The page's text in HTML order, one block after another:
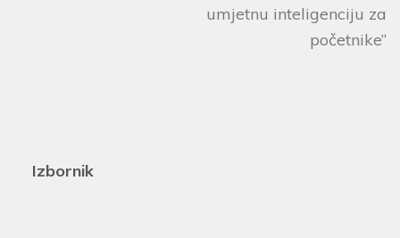
umjetnu inteligenciju za
početnike”
Izbornik